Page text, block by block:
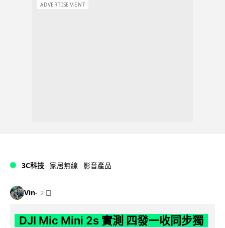
ADVERTISEMENT
3C科技 家居無線 影音產品
Vin 2 日
DJI Mic Mini 2s 實測 四發一收同步獨